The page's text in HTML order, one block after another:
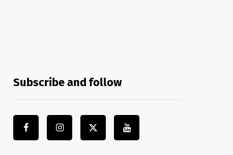
Subscribe and follow